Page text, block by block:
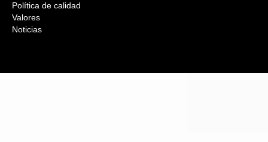
Política de calidad
Valores
Noticias